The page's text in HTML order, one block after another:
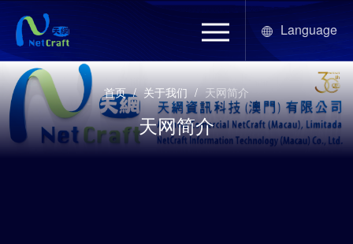
Language
首页 / 关于我们 / 天网简介
天网简介